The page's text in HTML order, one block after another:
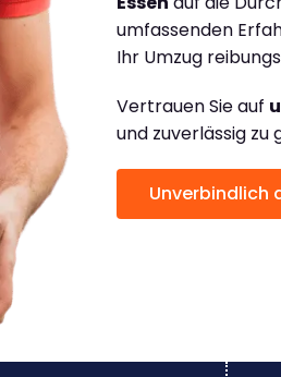
umfassenden
Ihr Umzug
Vertrauen Sie auf
und zuverlässig zu
Unverbindlich